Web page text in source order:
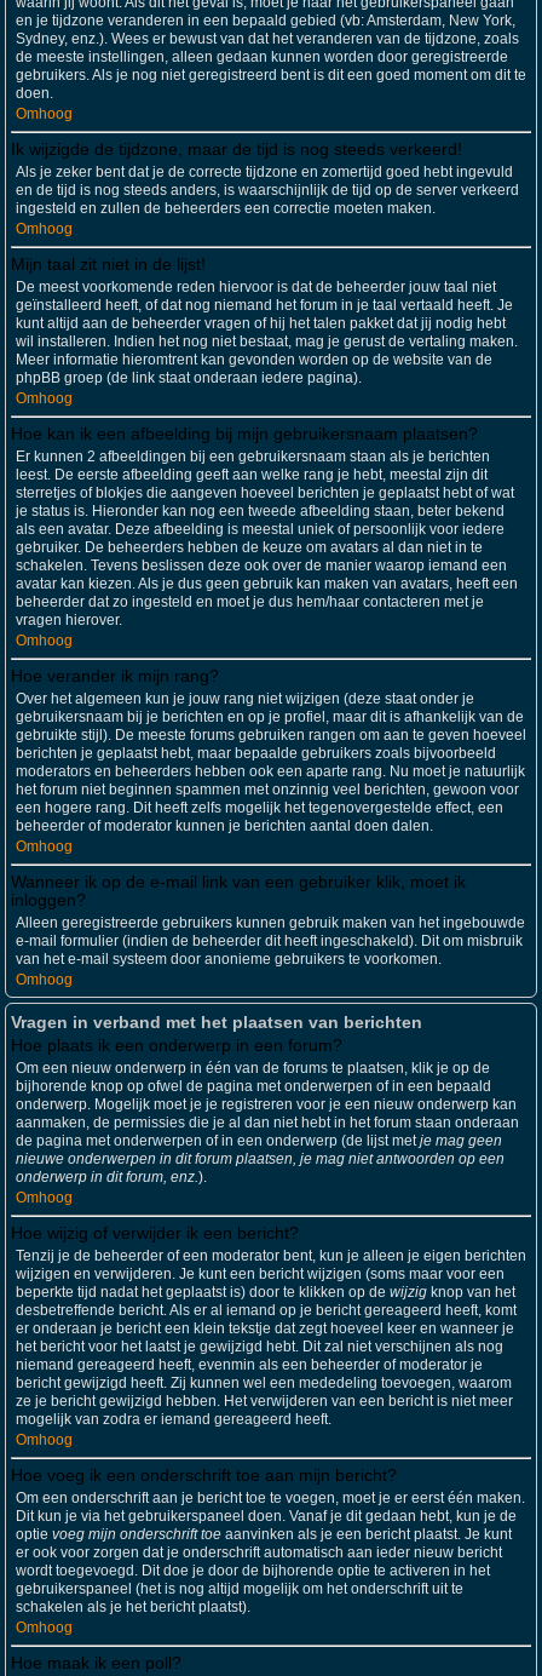
en je tijdzone veranderen in een bepaald gebied (vb: Amsterdam, New York,
Sydney, enz.). Wees er bewust van dat het veranderen van de tijdzone, zoals
de meeste instellingen, alleen gedaan kunnen worden door geregistreerde
gebruikers. Als je nog niet geregistreerd bent is dit een goed moment om dit te
doen.
Omhoog
Ik wijzigde de tijdzone, maar de tijd is nog steeds verkeerd!
Als je zeker bent dat je de correcte tijdzone en zomertijd goed hebt ingevuld
en de tijd is nog steeds anders, is waarschijnlijk de tijd op de server verkeerd
ingesteld en zullen de beheerders een correctie moeten maken.
Omhoog
Mijn taal zit niet in de lijst!
De meest voorkomende reden hiervoor is dat de beheerder jouw taal niet
geïnstalleerd heeft, of dat nog niemand het forum in je taal vertaald heeft. Je
kunt altijd aan de beheerder vragen of hij het talen pakket dat jij nodig hebt
wil installeren. Indien het nog niet bestaat, mag je gerust de vertaling maken.
Meer informatie hieromtrent kan gevonden worden op de website van de
phpBB groep (de link staat onderaan iedere pagina).
Omhoog
Hoe kan ik een afbeelding bij mijn gebruikersnaam plaatsen?
Er kunnen 2 afbeeldingen bij een gebruikersnaam staan als je berichten
leest. De eerste afbeelding geeft aan welke rang je hebt, meestal zijn dit
sterretjes of blokjes die aangeven hoeveel berichten je geplaatst hebt of wat
je status is. Hieronder kan nog een tweede afbeelding staan, beter bekend
als een avatar. Deze afbeelding is meestal uniek of persoonlijk voor iedere
gebruiker. De beheerders hebben de keuze om avatars al dan niet in te
schakelen. Tevens beslissen deze ook over de manier waarop iemand een
avatar kan kiezen. Als je dus geen gebruik kan maken van avatars, heeft een
beheerder dat zo ingesteld en moet je dus hem/haar contacteren met je
vragen hierover.
Omhoog
Hoe verander ik mijn rang?
Over het algemeen kun je jouw rang niet wijzigen (deze staat onder je
gebruikersnaam bij je berichten en op je profiel, maar dit is afhankelijk van de
gebruikte stijl). De meeste forums gebruiken rangen om aan te geven hoeveel
berichten je geplaatst hebt, maar bepaalde gebruikers zoals bijvoorbeeld
moderators en beheerders hebben ook een aparte rang. Nu moet je natuurlijk
het forum niet beginnen spammen met onzinnig veel berichten, gewoon voor
een hogere rang. Dit heeft zelfs mogelijk het tegenovergestelde effect, een
beheerder of moderator kunnen je berichten aantal doen dalen.
Omhoog
Wanneer ik op de e-mail link van een gebruiker klik, moet ik
inloggen?
Alleen geregistreerde gebruikers kunnen gebruik maken van het ingebouwde
e-mail formulier (indien de beheerder dit heeft ingeschakeld). Dit om misbruik
van het e-mail systeem door anonieme gebruikers te voorkomen.
Omhoog
Vragen in verband met het plaatsen van berichten
Hoe plaats ik een onderwerp in een forum?
Om een nieuw onderwerp in één van de forums te plaatsen, klik je op de
bijhorende knop op ofwel de pagina met onderwerpen of in een bepaald
onderwerp. Mogelijk moet je je registreren voor je een nieuw onderwerp kan
aanmaken, de permissies die je al dan niet hebt in het forum staan onderaan
de pagina met onderwerpen of in een onderwerp (de lijst metje mag geen
nieuwe onderwerpen in dit forum plaatsen, je mag niet antwoorden op een
onderwerp in dit forum, enz.).
Omhoog
Hoe wijzig of verwijder ik een bericht?
Tenzij je de beheerder of een moderator bent, kun je alleen je eigen berichten
wijzigen en verwijderen. Je kunt een bericht wijzigen (soms maar voor een
beperkte tijd nadat het geplaatst is) door te klikken op de wijzig knop van het
desbetreffende bericht. Als er al iemand op je bericht gereageerd heeft, komt
er onderaan je bericht een klein tekstje dat zegt hoeveel keer en wanneer je
het bericht voor het laatst je gewijzigd hebt. Dit zal niet verschijnen als nog
niemand gereageerd heeft, evenmin als een beheerder of moderator je
bericht gewijzigd heeft. Zij kunnen wel een mededeling toevoegen, waarom
ze je bericht gewijzigd hebben. Het verwijderen van een bericht is niet meer
mogelijk van zodra er iemand gereageerd heeft.
Omhoog
Hoe voeg ik een onderschrift toe aan mijn bericht?
Om een onderschrift aan je bericht toe te voegen, moet je er eerst één maken.
Dit kun je via het gebruikerspaneel doen. Vanaf je dit gedaan hebt, kun je de
optie voeg mijn onderschrift toe aanvinken als je een bericht plaatst. Je kunt
er ook voor zorgen dat je onderschrift automatisch aan ieder nieuw bericht
wordt toegevoegd. Dit doe je door de bijhorende optie te activeren in het
gebruikerspaneel (het is nog altijd mogelijk om het onderschrift uit te
schakelen als je het bericht plaatst).
Omhoog
Hoe maak ik een poll?